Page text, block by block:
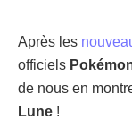
Après les
officiels
de nous en
Lune !